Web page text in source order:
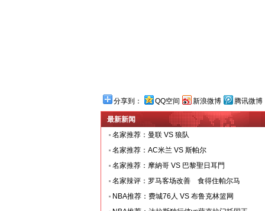
分享到： QQ空间 新浪微博 腾讯微博
最新新闻
名家推荐：曼联 VS 狼队
名家推荐：AC米兰 VS 斯帕尔
名家推荐：摩納哥 VS 巴黎聖日耳門
名家辣评：罗马客场改善 食得住帕尔马
NBA推荐：费城76人 VS 布鲁克林篮网